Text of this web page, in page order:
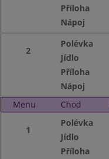
Příloha
Nápoj
2
Polévka
Jídlo
Příloha
Nápoj
Menu
Chod
1
Polévka
Jídlo
Příloha